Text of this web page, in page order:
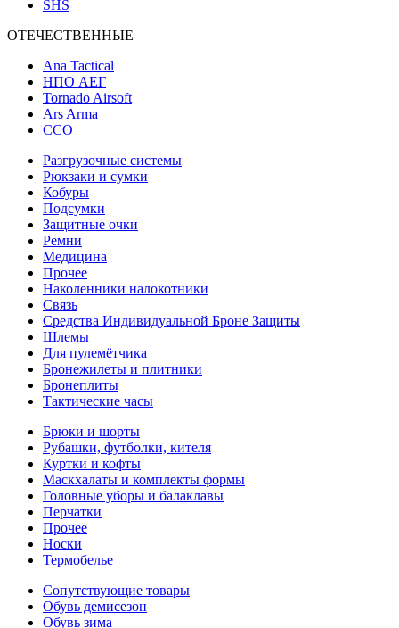
SHS
ОТЕЧЕСТВЕННЫЕ
Ana Tactical
НПО АЕГ
Tornado Airsoft
Ars Arma
ССО
Разгрузочные системы
Рюкзаки и сумки
Кобуры
Подсумки
Защитные очки
Ремни
Медицина
Прочее
Наколенники налокотники
Связь
Средства Индивидуальной Броне Защиты
Шлемы
Для пулемётчика
Бронежилеты и плитники
Бронеплиты
Тактические часы
Брюки и шорты
Рубашки, футболки, кителя
Куртки и кофты
Маскхалаты и комплекты формы
Головные уборы и балаклавы
Перчатки
Прочее
Носки
Термобелье
Сопутствующие товары
Обувь демисезон
Обувь зима